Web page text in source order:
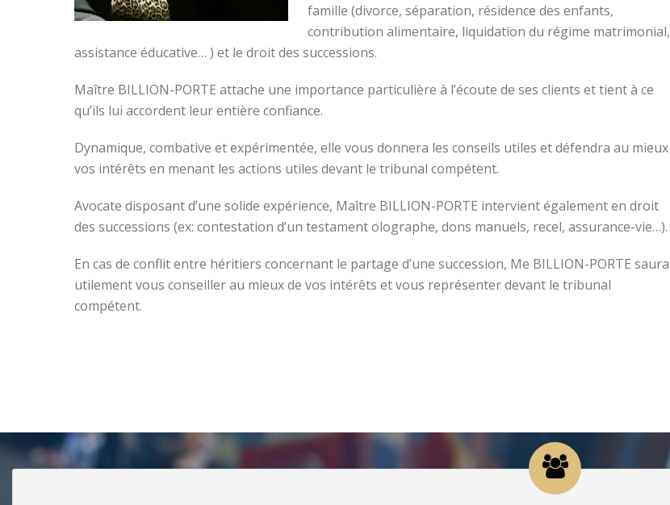
famille (divorce, séparation, résidence des enfants,
contribution alimentaire, liquidation du régime matrimonial,
assistance éducative… ) et le droit des successions.
Maître BILLION-PORTE attache une importance particulière à l’écoute de ses clients et tient à ce
qu’ils lui accordent leur entière confiance.
Dynamique, combative et expérimentée, elle vous donnera les conseils utiles et défendra au mieux
vos intérêts en menant les actions utiles devant le tribunal compétent.
Avocate disposant d’une solide expérience, Maître BILLION-PORTE intervient également en droit
des successions (ex: contestation d’un testament olographe, dons manuels, recel, assurance-vie…).
En cas de conflit entre héritiers concernant le partage d’une succession, Me BILLION-PORTE saura
utilement vous conseiller au mieux de vos intérêts et vous représenter devant le tribunal
compétent.